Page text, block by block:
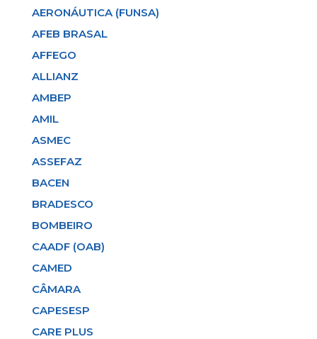
AERONÁUTICA (FUNSA)
AFEB BRASAL
AFFEGO
ALLIANZ
AMBEP
AMIL
ASMEC
ASSEFAZ
BACEN
BRADESCO
BOMBEIRO
CAADF (OAB)
CAMED
CÂMARA
CAPESESP
CARE PLUS